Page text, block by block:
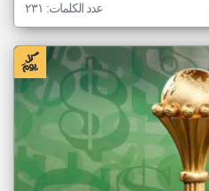
عدد الكلمات: ٢٣١